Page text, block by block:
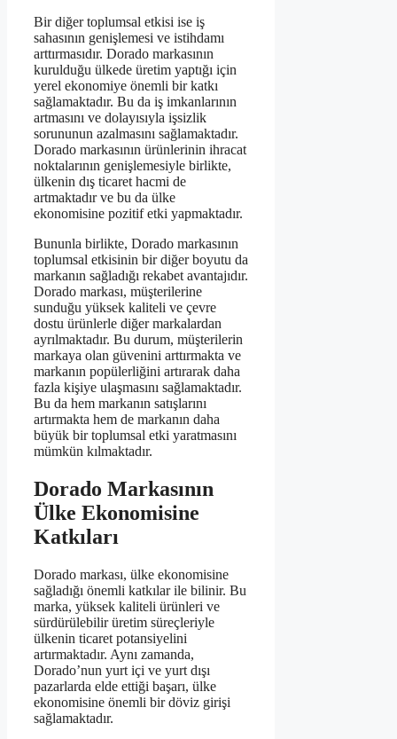
Bir diğer toplumsal etkisi ise iş
sahasının genişlemesi ve istihdamı
arttırmasıdır. Dorado markasının
kurulduğu ülkede üretim yaptığı için
yerel ekonomiye önemli bir katkı
sağlamaktadır. Bu da iş imkanlarının
artmasını ve dolayısıyla işsizlik
sorununun azalmasını sağlamaktadır.
Dorado markasının ürünlerinin ihracat
noktalarının genişlemesiyle birlikte,
ülkenin dış ticaret hacmi de
artmaktadır ve bu da ülke
ekonomisine pozitif etki yapmaktadır.
Bununla birlikte, Dorado markasının
toplumsal etkisinin bir diğer boyutu da
markanın sağladığı rekabet avantajıdır.
Dorado markası, müşterilerine
sunduğu yüksek kaliteli ve çevre
dostu ürünlerle diğer markalardan
ayrılmaktadır. Bu durum, müşterilerin
markaya olan güvenini arttırmakta ve
markanın popülerliğini artırarak daha
fazla kişiye ulaşmasını sağlamaktadır.
Bu da hem markanın satışlarını
artırmakta hem de markanın daha
büyük bir toplumsal etki yaratmasını
mümkün kılmaktadır.
Dorado Markasının
Ülke Ekonomisine
Katkıları
Dorado markası, ülke ekonomisine
sağladığı önemli katkılar ile bilinir. Bu
marka, yüksek kaliteli ürünleri ve
sürdürülebilir üretim süreçleriyle
ülkenin ticaret potansiyelini
artırmaktadır. Aynı zamanda,
Dorado’nun yurt içi ve yurt dışı
pazarlarda elde ettiği başarı, ülke
ekonomisine önemli bir döviz girişi
sağlamaktadır.